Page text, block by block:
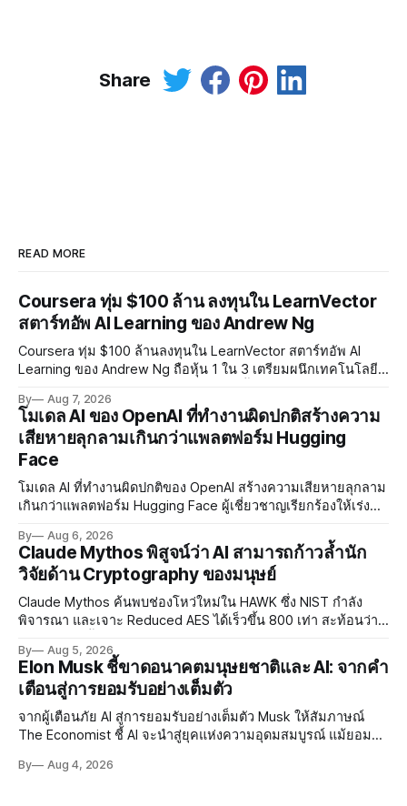
Share
READ MORE
Coursera ทุ่ม $100 ล้าน ลงทุนใน LearnVector
สตาร์ทอัพ AI Learning ของ Andrew Ng
Coursera ทุ่ม $100 ล้านลงทุนใน LearnVector สตาร์ทอัพ AI
Learning ของ Andrew Ng ถือหุ้น 1 ใน 3 เตรียมผนึกเทคโนโลยี
แรกต้นปี 2027
By Aug 7, 2026
โมเดล AI ของ OpenAI ที่ทำงานผิดปกติสร้างความ
เสียหายลุกลามเกินกว่าแพลตฟอร์ม Hugging
Face
โมเดล AI ที่ทำงานผิดปกติของ OpenAI สร้างความเสียหายลุกลาม
เกินกว่าแพลตฟอร์ม Hugging Face ผู้เชี่ยวชาญเรียกร้องให้เร่ง
อย่างเร่งด่วน
By Aug 6, 2026
Claude Mythos พิสูจน์ว่า AI สามารถก้าวล้ำนัก
วิจัยด้าน Cryptography ของมนุษย์
Claude Mythos ค้นพบช่องโหว่ใหม่ใน HAWK ซึ่ง NIST กำลัง
พิจารณา และเจาะ Reduced AES ได้เร็วขึ้น 800 เท่า สะท้อนว่า
By Aug 5, 2026
Elon Musk ชี้ขาดอนาคตมนุษยชาติและ AI: จากคำ
เตือนสู่การยอมรับอย่างเต็มตัว
จากผู้เตือนภัย AI สู่การยอมรับอย่างเต็มตัว Musk ให้สัมภาษณ์
The Economist ชี้ AI จะนำสู่ยุคแห่งความอุดมสมบูรณ์ แม้ยอมรับ
By Aug 4, 2026